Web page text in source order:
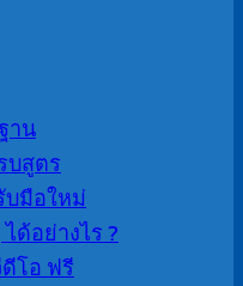
าน
บสูตร
บมือใหม่
ด้อย่างไร ?
โอ ฟรี